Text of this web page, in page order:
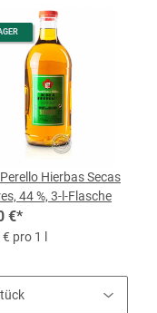
Hierbas Secas
44 %, 3-l-Flasche
€*
pro 1 l